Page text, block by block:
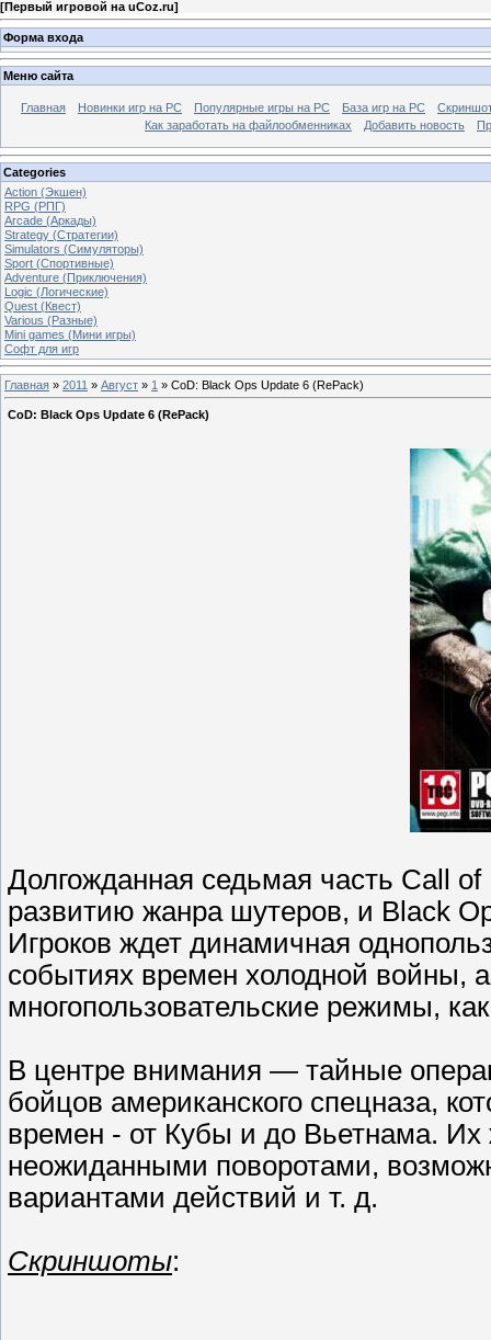
[Первый игровой на uCoz.ru]
Форма входа
Меню сайта
Главная Новинки игр на PC Популярные игры на PC База игр на РС
Как заработать на файлообменниках
Добавить новость
Categories
Action (Экшен)
RPG (РПГ)
Arcade (Аркады)
Strategy (Стратегии)
Simulators (Симуляторы)
Sport (Спортивные)
Adventure (Приключения)
Logic (Логические)
Quest (Квест)
Various (Разные)
Mini games (Мини игры)
Софт для игр
Главная » 2011 » Август » 1 » CoD: Black Ops Update 6 (RePack)
CoD: Black Ops Update 6 (RePack)
Долгожданная седьмая часть Call
развитию жанра шутеров, и Black
Игроков ждет динамичная
событиях времен холодной войны,
многопользовательские режимы,
В центре внимания — тайные
бойцов американского спецназа,
времен - от Кубы и до Вьетнама.
неожиданными поворотами,
вариантами действий и т. д.
Скриншоты: